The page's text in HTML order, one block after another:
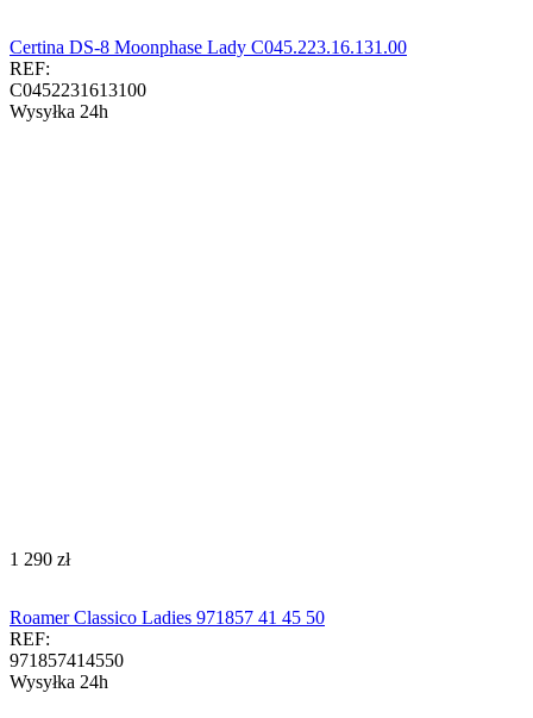
Certina DS-8 Moonphase Lady C045.223.16.131.00
REF:
C0452231613100
Wysyłka 24h
‍1 290‍ zł
Roamer Classico Ladies 971857 41 45 50
REF:
971857414550
Wysyłka 24h